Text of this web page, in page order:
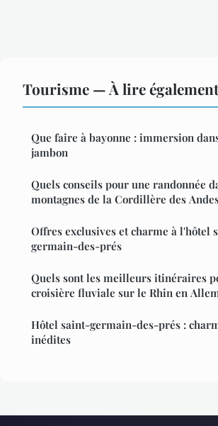
Tourisme — À lire également
Que faire à bayonne : immersion
jambon
Quels conseils pour une randonnée
montagnes de la Cordillère des
Offres exclusives et charme à l'hôtel
germain-des-prés
Quels sont les meilleurs itinéraires
croisière fluviale sur le Rhin en
Hôtel saint-germain-des-prés :
inédites